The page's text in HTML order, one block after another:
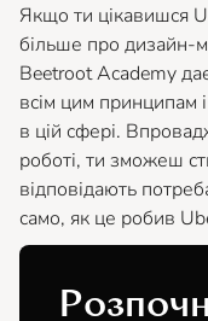
Якщо ти цікавишся
більше про дизайн-
Beetroot Academy
всім цим принципам
в цій сфері.
роботі, ти зможеш
відповідають
само, як це робив